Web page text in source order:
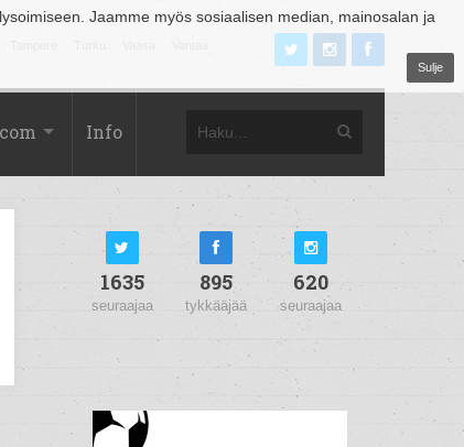
Jaamme myös sosiaalisen median, mainosalan ja
Sulje
Info
1635
seuraajaa
895
tykkääjää
620
seuraajaa